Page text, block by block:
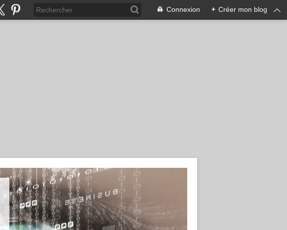
Connexion + Créer mon blog